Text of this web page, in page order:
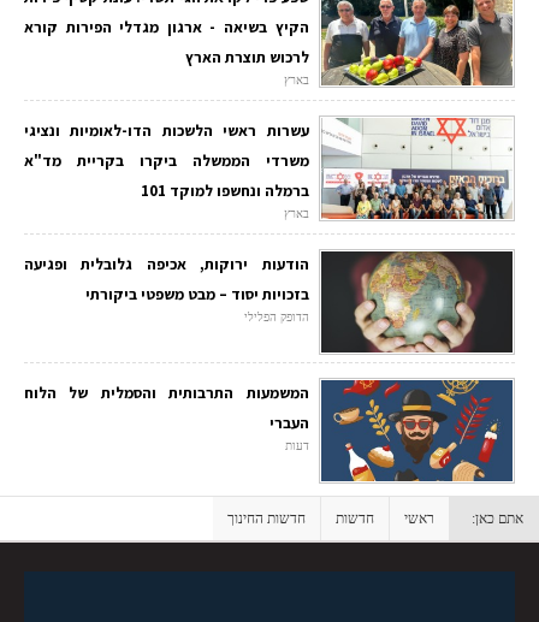
הקיץ בשיאה - ארגון מגדלי הפירות קורא
לרכוש תוצרת הארץ
בארץ
עשרות ראשי הלשכות הדו-לאומיות ונציגי
משרדי הממשלה ביקרו בקריית מד"א
ברמלה ונחשפו למוקד 101
בארץ
הודעות ירוקות, אכיפה גלובלית ופגיעה
בזכויות יסוד – מבט משפטי ביקורתי
הדופק הפלילי
המשמעות התרבותית והסמלית של הלוח
העברי
דעות
אתם כאן: ראשי חדשות חדשות החינוך